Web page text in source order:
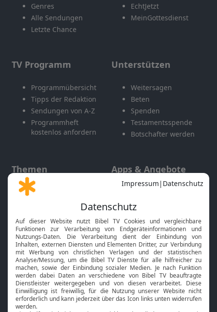
Genres
Alle Sendungen
Letzte Chance
EchtJetzt
MeinGottesdienst
TV Programm
Programmübersicht
Tipps der Redaktion
Sendungen von A-Z
Programmheft
kostenlos anfordern
Unterstützen
Weitersagen
Beten
Spenden
Testamentsspende
Botschafter werden
Themen
Gott und Bibel erklärt
Neuigkeiten
Apps & Angebote
Mobile App
Smart TV
HbbTV
Bibelthek Online-Bibel
Nächster Gottesdienst
Bibel TV Service